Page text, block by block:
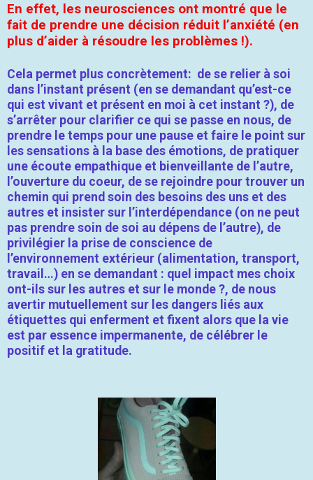
En effet, les neurosciences ont montré que le
fait de prendre une décision réduit l’anxiété (en
plus d’aider à résoudre les problèmes !).
Cela permet plus concrètement: de se relier à soi
dans l’instant présent (en se demandant qu’est-ce
qui est vivant et présent en moi à cet instant ?), de
s’arrêter pour clarifier ce qui se passe en nous, de
prendre le temps pour une pause et faire le point sur
les sensations à la base des émotions, de pratiquer
une écoute empathique et bienveillante de l’autre,
l’ouverture du coeur, de se rejoindre pour trouver un
chemin qui prend soin des besoins des uns et des
autres et insister sur l’interdépendance (on ne peut
pas prendre soin de soi au dépens de l’autre), de
privilégier la prise de conscience de
l’environnement extérieur (alimentation, transport,
travail…) en se demandant : quel impact mes choix
ont-ils sur les autres et sur le monde ?, de nous
avertir mutuellement sur les dangers liés aux
étiquettes qui enferment et fixent alors que la vie
est par essence impermanente, de célébrer le
positif et la gratitude.